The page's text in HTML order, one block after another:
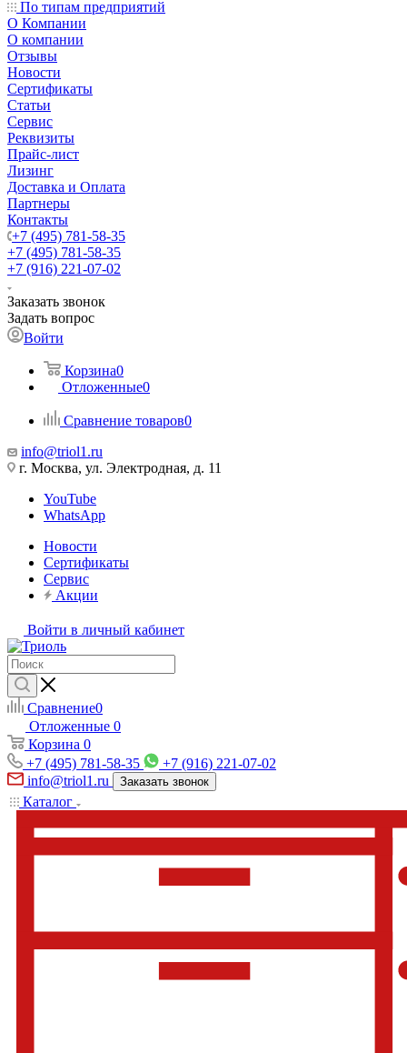
По типам предприятий
О Компании
О компании
Отзывы
Новости
Сертификаты
Статьи
Сервис
Реквизиты
Прайс-лист
Лизинг
Доставка и Оплата
Партнеры
Контакты
+7 (495) 781-58-35
+7 (495) 781-58-35
+7 (916) 221-07-02
Заказать звонок
Задать вопрос
Войти
Корзина0
Отложенные0
Сравнение товаров0
info@triol1.ru
г. Москва, ул. Электродная, д. 11
YouTube
WhatsApp
Новости
Сертификаты
Сервис
Акции
Войти в личный кабинет
Сравнение0
Отложенные 0
Корзина 0
+7 (495) 781-58-35
+7 (916) 221-07-02
info@triol1.ru
Заказать звонок
Каталог